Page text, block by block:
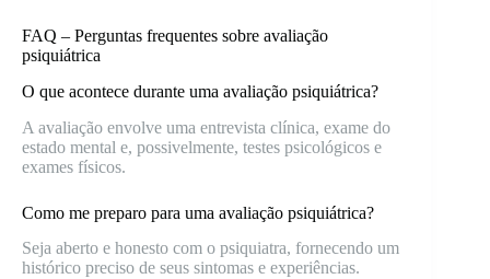
FAQ – Perguntas frequentes sobre avaliação
psiquiátrica
O que acontece durante uma avaliação psiquiátrica?
A avaliação envolve uma entrevista clínica, exame do
estado mental e, possivelmente, testes psicológicos e
exames físicos.
Como me preparo para uma avaliação psiquiátrica?
Seja aberto e honesto com o psiquiatra, fornecendo um
histórico preciso de seus sintomas e experiências.